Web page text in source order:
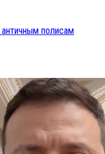
полисам